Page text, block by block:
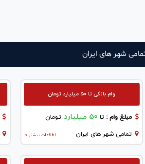
شهر های ایران
وام بانکی تا ۵۰ میلیارد تومان
مبلغ وام : تا 50 میلیارد تومان
اطلاعات بیشتر > تمامی شهر های ایران